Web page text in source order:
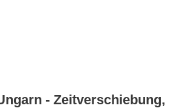
- Zeitverschiebung,